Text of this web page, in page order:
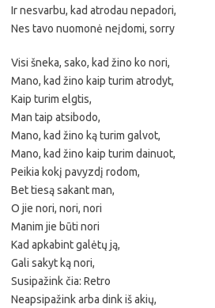
Ir nesvarbu, kad atrodau nepadori,
Nes tavo nuomonė neįdomi, sorry
Visi šneka, sako, kad žino ko nori,
Mano, kad žino kaip turim atrodyt,
Kaip turim elgtis,
Man taip atsibodo,
Mano, kad žino ką turim galvot,
Mano, kad žino kaip turim dainuot,
Peikia kokį pavyzdį rodom,
Bet tiesą sakant man,
O jie nori, nori, nori
Manim jie būti nori
Kad apkabint galėtų ją,
Gali sakyt ką nori,
Susipažink čia: Retro
Neapsipažink arba dink iš akių,